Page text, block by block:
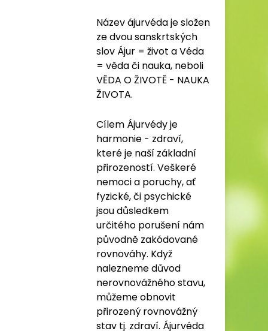
Název ájurvéda je složen
ze dvou sanskrtských
slov Ájur = život a Véda
= věda či nauka, neboli
VĚDA O ŽIVOTĚ - NAUKA
ŽIVOTA.
Cílem Ájurvédy je
harmonie - zdraví,
které je naší základní
přirozeností. Veškeré
nemoci a poruchy, ať
fyzické, či psychické
jsou důsledkem
určitého porušení nám
původně zakódované
rovnováhy. Když
nalezneme důvod
nerovnovážného stavu,
můžeme obnovit
přirozený rovnovážný
stav tj. zdraví. Ájurvéda